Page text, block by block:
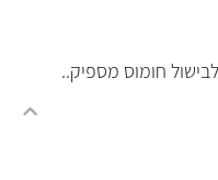
חומוס מספיק..